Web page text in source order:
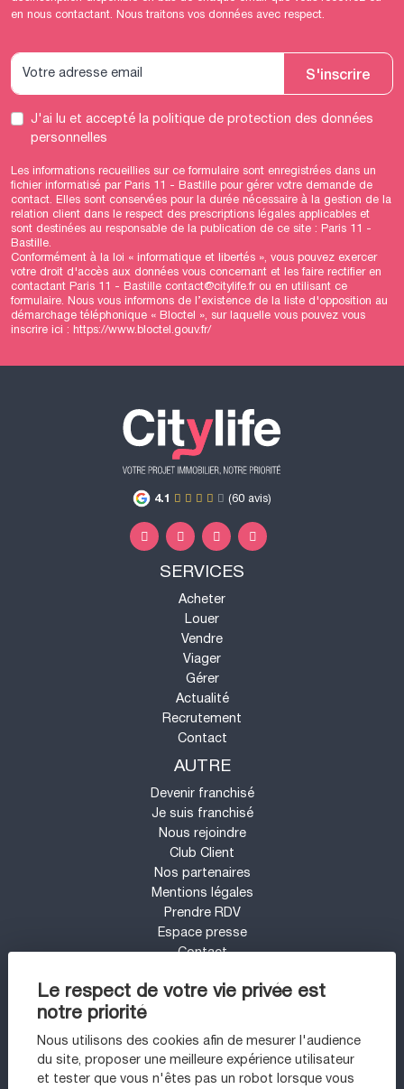
Le respect de votre vie privée est
notre priorité
Nous utilisons des cookies afin de mesurer l'audience
du site, proposer une meilleure expérience utilisateur
et tester que vous n'êtes pas un robot lorsque vous
en nous contactant. Nous traitons vos données avec respect.
S'inscrire
J'ai lu et acceptéla politique de protection des données
personnelles
Les informations recueillies sur ce formulaire sont enregistrées dans un
fichier informatisé par Paris 11 - Bastille pour gérer votre demande de
contact. Elles sont conservées pour la durée nécessaire à la gestion de la
relation client dans le respect des prescriptions légales applicables et
sont destinées au responsable de la publication de ce site : Paris 11 -
Bastille.
Conformément à la loi « informatique et libertés », vous pouvez exercer
votre droit d'accès aux données vous concernant et les faire rectifier en
contactant Paris 11 - Bastille contact@citylife.fr ou en utilisant ce
formulaire. Nous vous informons de l’existence de la liste d'opposition au
démarchage téléphonique « Bloctel », sur laquelle vous pouvez vous
inscrire ici : https://www.bloctel.gouv.fr/
4.1 (60 avis)
SERVICES
Acheter
Louer
Vendre
Viager
Gérer
Actualité
Recrutement
Contact
AUTRE
Devenir franchisé
Je suis franchisé
Nous rejoindre
Club Client
Nos partenaires
Mentions légales
Prendre RDV
Espace presse
Contact
Barème d'honoraires
UN PROJET IMMOBILIER SUR LE SECTEUR
DE PARIS 11 - BASTILLE ?
Appartement à vendre à Paris 11ème